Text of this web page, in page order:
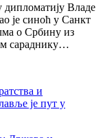
дипломатију Владе
је синоћ у Санкт
о Србину из
сараднику…
и
је пут у